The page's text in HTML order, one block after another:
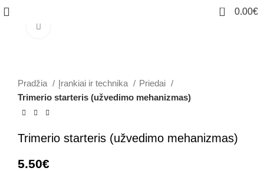
0 0.00€
Pradžia Įrankiai ir technika
Priedai
Trimerio starteris (užvedimo mehanizmas)
Trimerio starteris (užvedimo mehanizmas)
5.50€